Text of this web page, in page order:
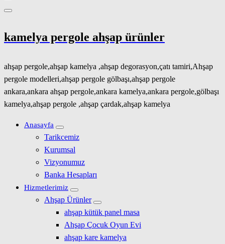
kamelya pergole ahşap ürünler
ahşap pergole,ahşap kamelya ,ahşap degorasyon,çatı tamiri,Ahşap
pergole modelleri,ahşap pergole gölbaşı,ahşap pergole
ankara,ankara ahşap pergole,ankara kamelya,ankara pergole,gölbaşı
kamelya,ahşap pergole ,ahşap çardak,ahşap kamelya
Anasayfa
Tarikcemiz
Kurumsal
Vizyonumuz
Banka Hesapları
Hizmetlerimiz
Ahşap Ürünler
ahşap kütük panel masa
Ahşap Çocuk Oyun Evi
ahşap kare kamelya